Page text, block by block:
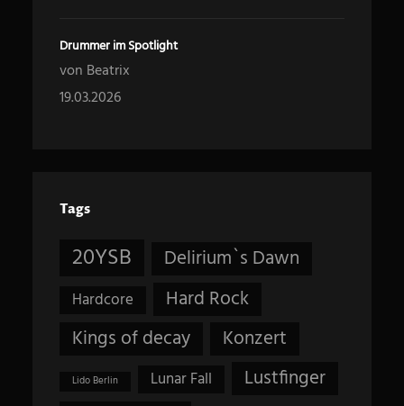
Drummer im Spotlight
von Beatrix
19.03.2026
Tags
20YSB Delirium`s Dawn
Hardcore
Hard Rock
Kings of decay
Konzert
Lido Berlin Lunar Fall Lustfinger